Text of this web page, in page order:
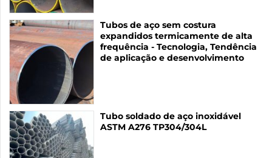
Tubos de aço sem costura
expandidos termicamente de alta
frequência - Tecnologia, Tendência
de aplicação e desenvolvimento
Tubo soldado de aço inoxidável
ASTM A276 TP304/304L